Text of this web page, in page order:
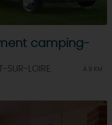
camping-
SUR-LOIRE À 9 KM